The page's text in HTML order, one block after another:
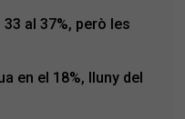
al 37%, però les
en el 18%, lluny del